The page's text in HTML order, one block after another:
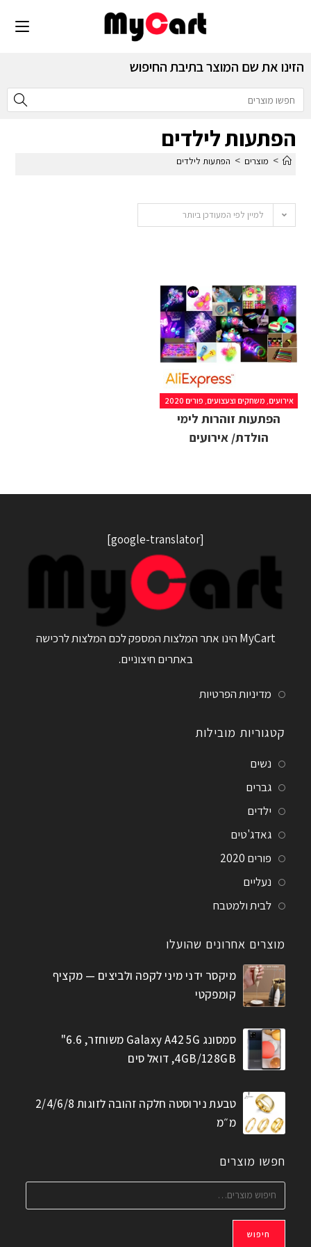
הזינו את שם המוצר בתיבת החיפוש
הפתעות לילדים
> מוצרים > הפתעות לילדים
למיין לפי המעודכן ביותר
אירועים, משחקים וצעצועים, פורים 2020
הפתעות זוהרות לימי
הולדת/ אירועים
[google-translator]
MyCart הינו אתר המלצות המספק לכם המלצות לרכישה
באתרים חיצוניים.
מדיניות הפרטיות
קטגוריות מובילות
נשים
גברים
ילדים
גאדג'טים
פורים 2020
נעליים
לבית ולמטבח
מוצרים אחרונים שהועלו
מיקסר ידני מיני לקפה ולביצים — מקציף
קומפקטי
סמסונג Galaxy A42 5G משוחזר, 6.6"
4GB/128GB, דואל סים
טבעת נירוסטה חלקה זהובה לזוגות 2/4/6/8
מ״מ
חפשו מוצרים
חיפוש